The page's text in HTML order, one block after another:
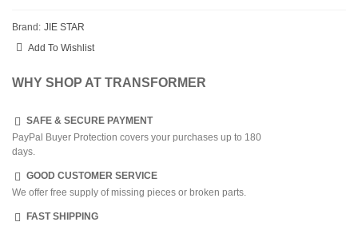
Brand: JIE STAR
Add To Wishlist
WHY SHOP AT TRANSFORMER
SAFE & SECURE PAYMENT
PayPal Buyer Protection covers your purchases up to 180
days.
GOOD CUSTOMER SERVICE
We offer free supply of missing pieces or broken parts.
FAST SHIPPING